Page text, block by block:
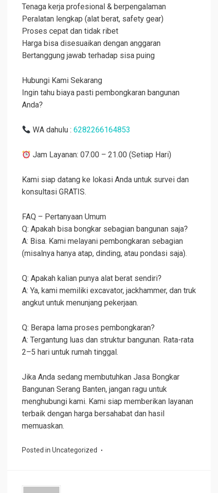
Tenaga kerja profesional & berpengalaman
Peralatan lengkap (alat berat, safety gear)
Proses cepat dan tidak ribet
Harga bisa disesuaikan dengan anggaran
Bertanggung jawab terhadap sisa puing
Hubungi Kami Sekarang
Ingin tahu biaya pasti pembongkaran bangunan
Anda?
WA dahulu :6282266164853
Jam Layanan: 07.00 – 21.00 (Setiap Hari)
Kami siap datang ke lokasi Anda untuk survei dan
konsultasi GRATIS.
FAQ – Pertanyaan Umum
Q: Apakah bisa bongkar sebagian bangunan saja?
A: Bisa. Kami melayani pembongkaran sebagian
(misalnya hanya atap, dinding, atau pondasi saja).
Q: Apakah kalian punya alat berat sendiri?
A: Ya, kami memiliki excavator, jackhammer, dan truk
angkut untuk menunjang pekerjaan.
Q: Berapa lama proses pembongkaran?
A: Tergantung luas dan struktur bangunan. Rata-rata
2–5 hari untuk rumah tinggal.
Jika Anda sedang membutuhkan Jasa Bongkar
Bangunan Serang Banten, jangan ragu untuk
menghubungi kami. Kami siap memberikan layanan
terbaik dengan harga bersahabat dan hasil
memuaskan.
Posted in Uncategorized